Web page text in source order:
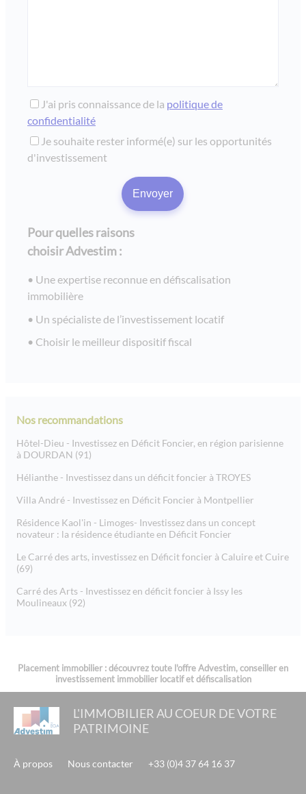
J'ai pris connaissance de la politique de
confidentialité
Je souhaite rester informé(e) sur les opportunités
d'investissement
Pour quelles raisons
choisir Advestim :
Une expertise reconnue en défiscalisation
immobilière
Un spécialiste de l’investissement locatif
Choisir le meilleur dispositif fiscal
Nos recommandations
Hôtel-Dieu - Investissez en Déficit Foncier, en région parisienne
à DOURDAN (91)
Hélianthe - Investissez dans un déficit foncier à TROYES
Villa André - Investissez en Déficit Foncier à Montpellier
Résidence Kaol'in - Limoges- Investissez dans un concept
novateur : la résidence étudiante en Déficit Foncier
Le Carré des arts, investissez en Déficit foncier à Caluire et Cuire
(69)
Carré des Arts - Investissez en déficit foncier à Issy les
Moulineaux (92)
Placement immobilier : découvrez toute l'offre Advestim, conseiller en
investissement immobilier locatif et défiscalisation
L'IMMOBILIER AU COEUR DE VOTRE
PATRIMOINE
À propos Nous contacter +33 (0)4 37 64 16 37